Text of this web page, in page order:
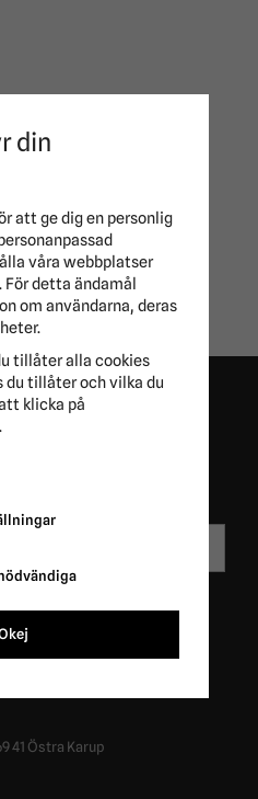
KAMPANJER OCH
användas till våra nyhetsbrev.
41 Östra Karup
din
att ge dig en personlig
våra webbplatser
detta ändamål
om användarna, deras
tillåter alla cookies
du tillåter och vilka du
klicka på